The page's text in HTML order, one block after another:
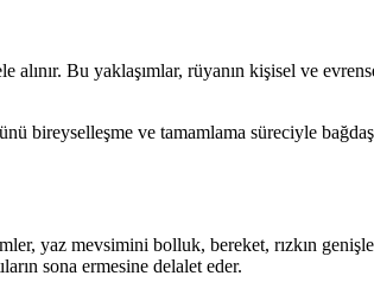
Bu yaklaşımlar, rüyanın kişisel ve
ve tamamlama süreciyle
yaz mevsimini bolluk, bereket, rızkın
sona ermesine delalet eder.